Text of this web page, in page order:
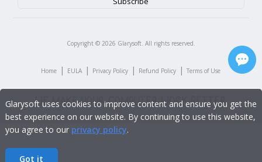
Copyright © 2026 Glarysoft. All rights reserved.
Home | EULA | Privacy Policy | Refund Policy | Terms of Use
Glarysoft uses cookies to improve content and ensure you get the
best experience on our website. By continuing to use this website,
you agree to our privacy policy.
Got it